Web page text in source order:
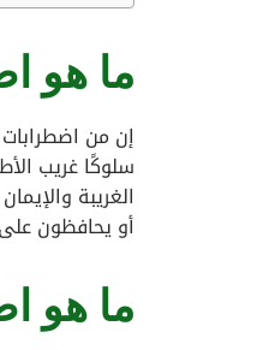
ما هو
إن من
سلوكًا غريب
الغريبة
أو يحافظون
ما هو